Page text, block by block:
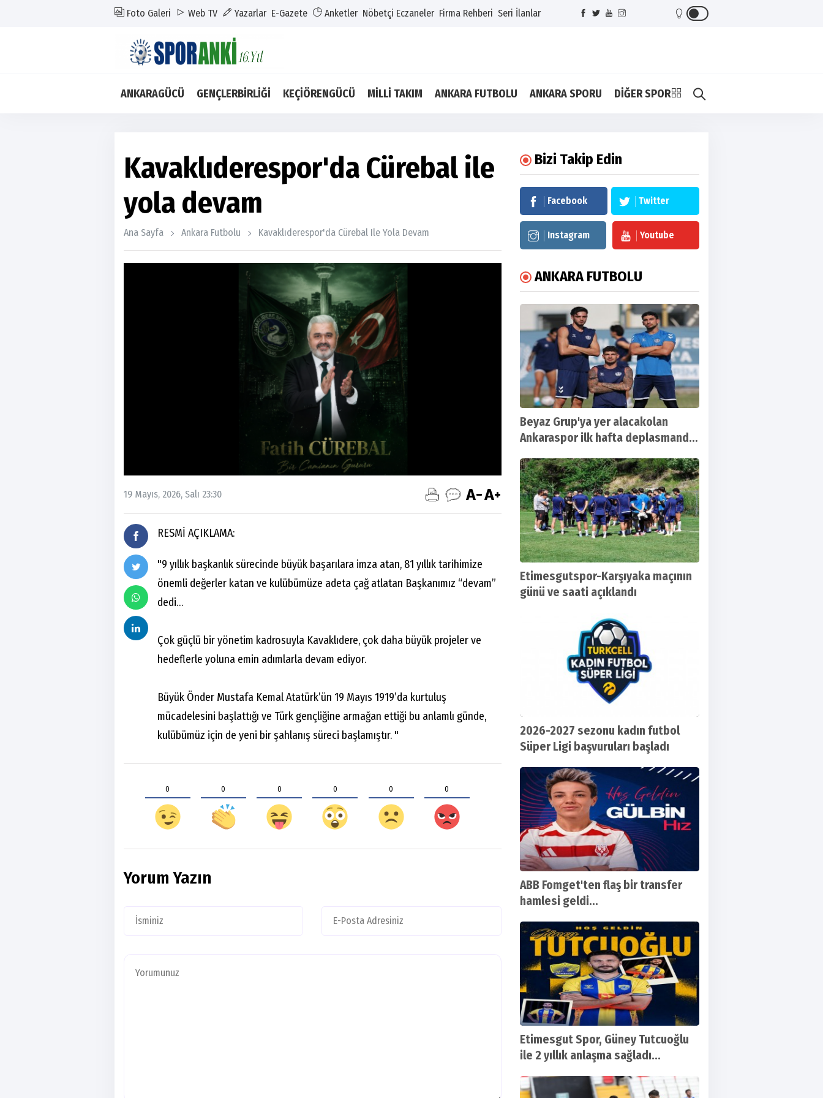
Foto Galeri Web TV Yazarlar E-Gazete Anketler Nöbetçi Eczaneler Firma Rehberi Seri İlanlar
ANKARAGÜCÜ GENÇLERBİRLİĞİ KEÇİÖRENGÜCÜ MİLLİ TAKIM ANKARA FUTBOLU ANKARA SPORU DİĞER SPOR
Kavaklıderespor'da Cürebal ile
yola devam
Ana Sayfa Ankara Futbolu Kavaklıderespor'da Cürebal Ile Yola Devam
19 Mayıs, 2026, Salı 23:30
RESMİ AÇIKLAMA:
"9 yıllık başkanlık sürecinde büyük başarılara imza atan, 81 yıllık tarihimize
önemli değerler katan ve kulübümüze adeta çağ atlatan Başkanımız “devam”
dedi…
Çok güçlü bir yönetim kadrosuyla Kavaklıdere, çok daha büyük projeler ve
hedeflerle yoluna emin adımlarla devam ediyor.
Büyük Önder Mustafa Kemal Atatürk’ün 19 Mayıs 1919’da kurtuluş
mücadelesini başlattığı ve Türk gençliğine armağan ettiği bu anlamlı günde,
kulübümüz için de yeni bir şahlanış süreci başlamıştır. "
0 0 0 0 0 0
Yorum Yazın
Bizi Takip Edin
Facebook Twitter
Instagram Youtube
ANKARA FUTBOLU
Beyaz Grup'ya yer alacakolan
Ankaraspor ilk hafta deplasmanda
Etimesgutspor-Karşıyaka maçının
günü ve saati açıklandı
2026-2027 sezonu kadın futbol
Süper Ligi başvuruları başladı
ABB Fomget'ten flaş bir transfer
hamlesi geldi...
Etimesgut Spor, Güney Tutcuoğlu
ile 2 yıllık anlaşma sağladı...